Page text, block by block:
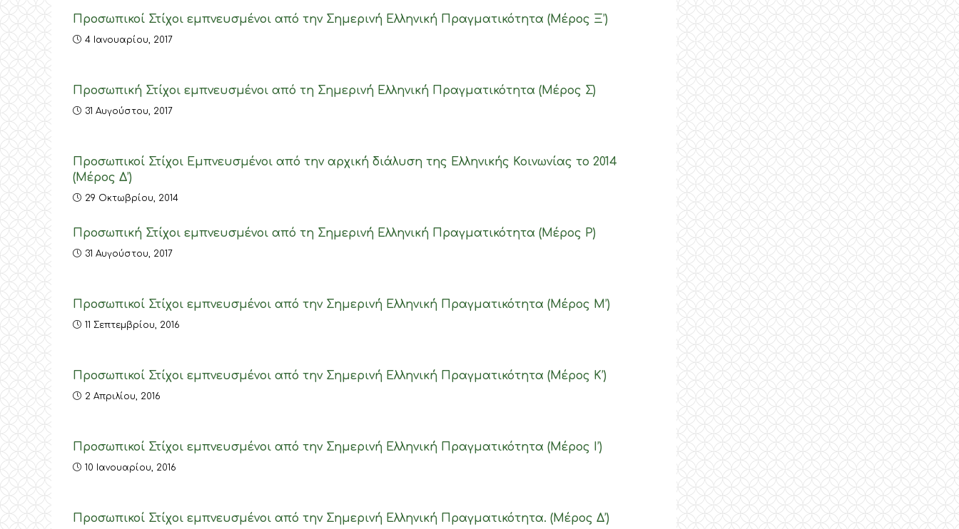
Προσωπικοί Στίχοι εμπνευσμένοι από την Σημερινή Ελληνική Πραγματικότητα (Μέρος Ξ’)
4 Ιανουαρίου, 2017
Προσωπική Στίχοι εμπνευσμένοι από τη Σημερινή Ελληνική Πραγματικότητα (Μέρος Σ)
31 Αυγούστου, 2017
Προσωπικοί Στίχοι Εμπνευσμένοι από την αρχική διάλυση της Ελληνικής Κοινωνίας το 2014
(Μέρος Δ’)
29 Οκτωβρίου, 2014
Προσωπική Στίχοι εμπνευσμένοι από τη Σημερινή Ελληνική Πραγματικότητα (Μέρος Ρ)
31 Αυγούστου, 2017
Προσωπικοί Στίχοι εμπνευσμένοι από την Σημερινή Ελληνική Πραγματικότητα (Μέρος M’)
11 Σεπτεμβρίου, 2016
Προσωπικοί Στίχοι εμπνευσμένοι από την Σημερινή Ελληνική Πραγματικότητα (Μέρος Κ’)
2 Απριλίου, 2016
Προσωπικοί Στίχοι εμπνευσμένοι από την Σημερινή Ελληνική Πραγματικότητα (Μέρος Ι’)
10 Ιανουαρίου, 2016
Προσωπικοί Στίχοι εμπνευσμένοι από την Σημερινή Ελληνική Πραγματικότητα. (Μέρος Δ’)